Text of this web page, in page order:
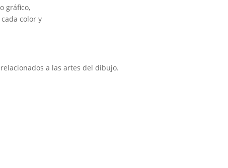
gráfico,
color y
a las artes del dibujo.